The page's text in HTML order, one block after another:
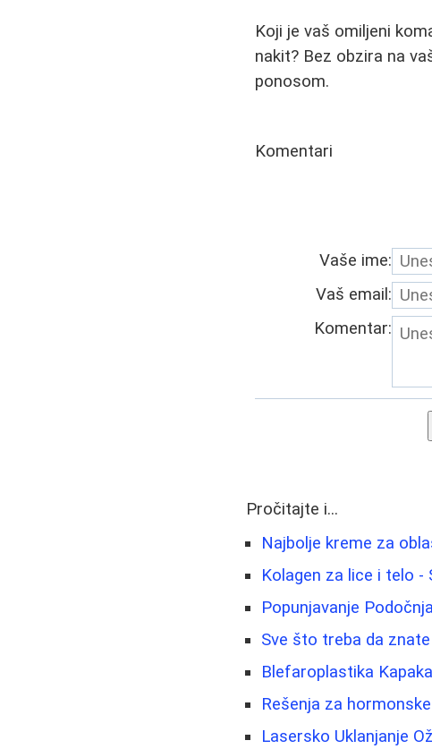
Koji je vaš omiljeni
nakit? Bez obzira na
ponosom.
Komentari
Vaše ime:
Vaš email:
Komentar:
Pročitajte i...
Najbolje kreme za
Kolagen za lice i telo
Popunjavanje
Sve što treba da
Blefaroplastika
Rešenja za
Lasersko Uklanjanje